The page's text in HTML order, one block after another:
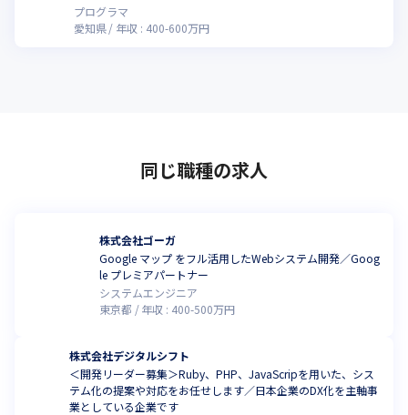
プログラマ
愛知県
年収 : 400-600万円
同じ職種の求人
株式会社ゴーガ
Google マップ をフル活用したWebシステム開発／Goog
le プレミアパートナー
システムエンジニア
東京都
年収 : 400-500万円
株式会社デジタルシフト
＜開発リーダー募集＞Ruby、PHP、JavaScripを用いた、シス
テム化の提案や対応をお任せします／日本企業のDX化を主軸事
業としている企業です